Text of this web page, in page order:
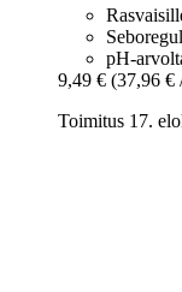
pH-
9,49 € (37,96 €
Toimitus 17.